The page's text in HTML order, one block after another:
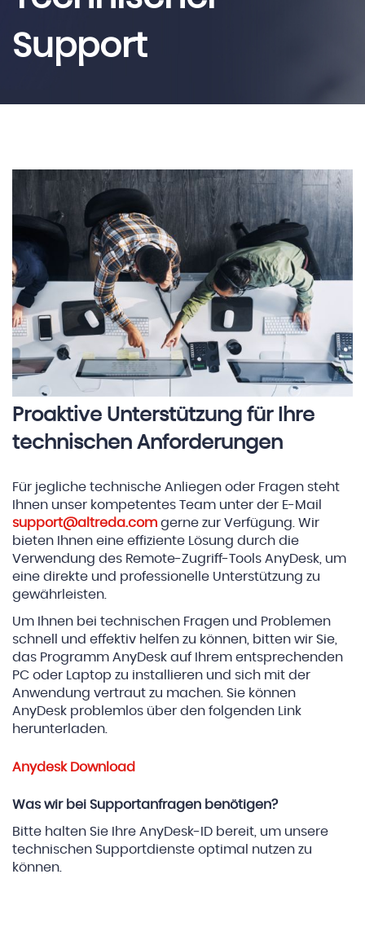
Support
Proaktive Unterstützung für Ihre
technischen Anforderungen
Für jegliche technische Anliegen oder Fragen steht
Ihnen unser kompetentes Team unter der E-Mail
support@altreda.com gerne zur Verfügung. Wir
bieten Ihnen eine effiziente Lösung durch die
Verwendung des Remote-Zugriff-Tools AnyDesk, um
eine direkte und professionelle Unterstützung zu
gewährleisten.
Um Ihnen bei technischen Fragen und Problemen
schnell und effektiv helfen zu können, bitten wir Sie,
das Programm AnyDesk auf Ihrem entsprechenden
PC oder Laptop zu installieren und sich mit der
Anwendung vertraut zu machen. Sie können
AnyDesk problemlos über den folgenden Link
herunterladen.
Anydesk Download
Was wir bei Supportanfragen benötigen?
Bitte halten Sie Ihre AnyDesk-ID bereit, um unsere
technischen Supportdienste optimal nutzen zu
können.